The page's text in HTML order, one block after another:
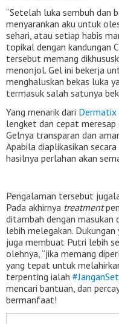
“Setelah luka sembuh dan
menyarankan aku untuk
sehari, atau setiap habis
topikal dengan kandungan
tersebut memang
menonjol. Gel ini bekerja
menghaluskan bekas luka
termasuk salah satunya
Yang menarik dari
lengket dan cepat meresap
Gelnya transparan dan
Apabila diaplikasikan
hasilnya perlahan akan
Pengalaman tersebut
Pada akhirnya treatment
ditambah dengan masukan
lebih melegakan.
juga membuat Putri lebih
olehnya, “jika memang
yang tepat untuk
terpenting ialah
mencari bantuan, dan
bermanfaat!